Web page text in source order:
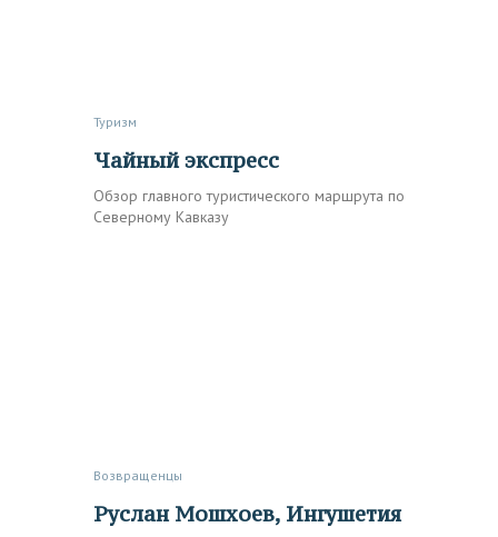
Туризм
Чайный экспресс
Обзор главного туристического маршрута по
Северному Кавказу
Возвращенцы
Руслан Мошхоев, Ингушетия